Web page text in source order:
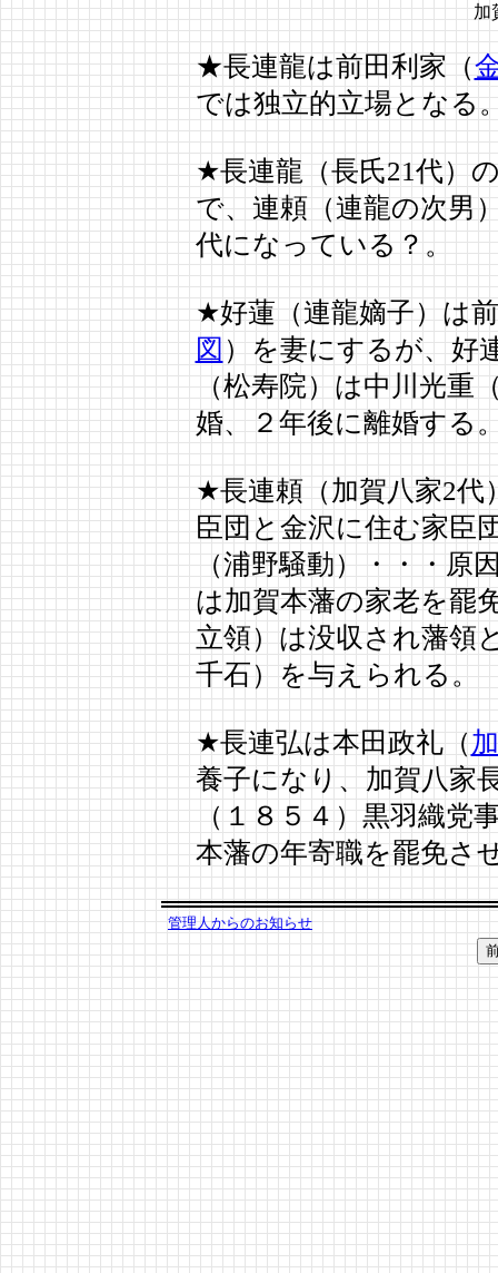
加
★長連龍は前田利家（
では独立的立場となる
★長連龍（長氏21代）
で、連頼（連龍の次男
代になっている？。
★好蓮（連龍嫡子）は
図）を妻にするが、好
（松寿院）は中川光重
婚、２年後に離婚する
★長連頼（加賀八家2代
臣団と金沢に住む家臣
（浦野騒動）・・・原
は加賀本藩の家老を罷
立領）は没収され藩領
千石）を与えられる。
★長連弘は本田政礼（
養子になり、加賀八家
（１８５４）黒羽織党
本藩の年寄職を罷免さ
管理人からのお知らせ